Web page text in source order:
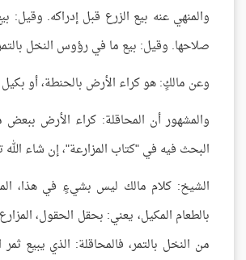
والمنهي عنه بيع الزرع قبل إدراكه. وقيل:
صلاحها. وقيل: بيع ما في رؤوس النخل
وعن مالكٍ: هو كراء الأرض بالحنطة، أو
والمشهور أن المحاقلة: كراء الأرض ببعض
البحث فيه في "كتاب المزارعة"، إن شاء الله
الشيخ: كلام مالك ليس بشيءٍ في هذا،
بالطعام المكيل، يعني: بحقل الحقول،
من النخل بالتمر، فالمحاقلة: الذي يبيع